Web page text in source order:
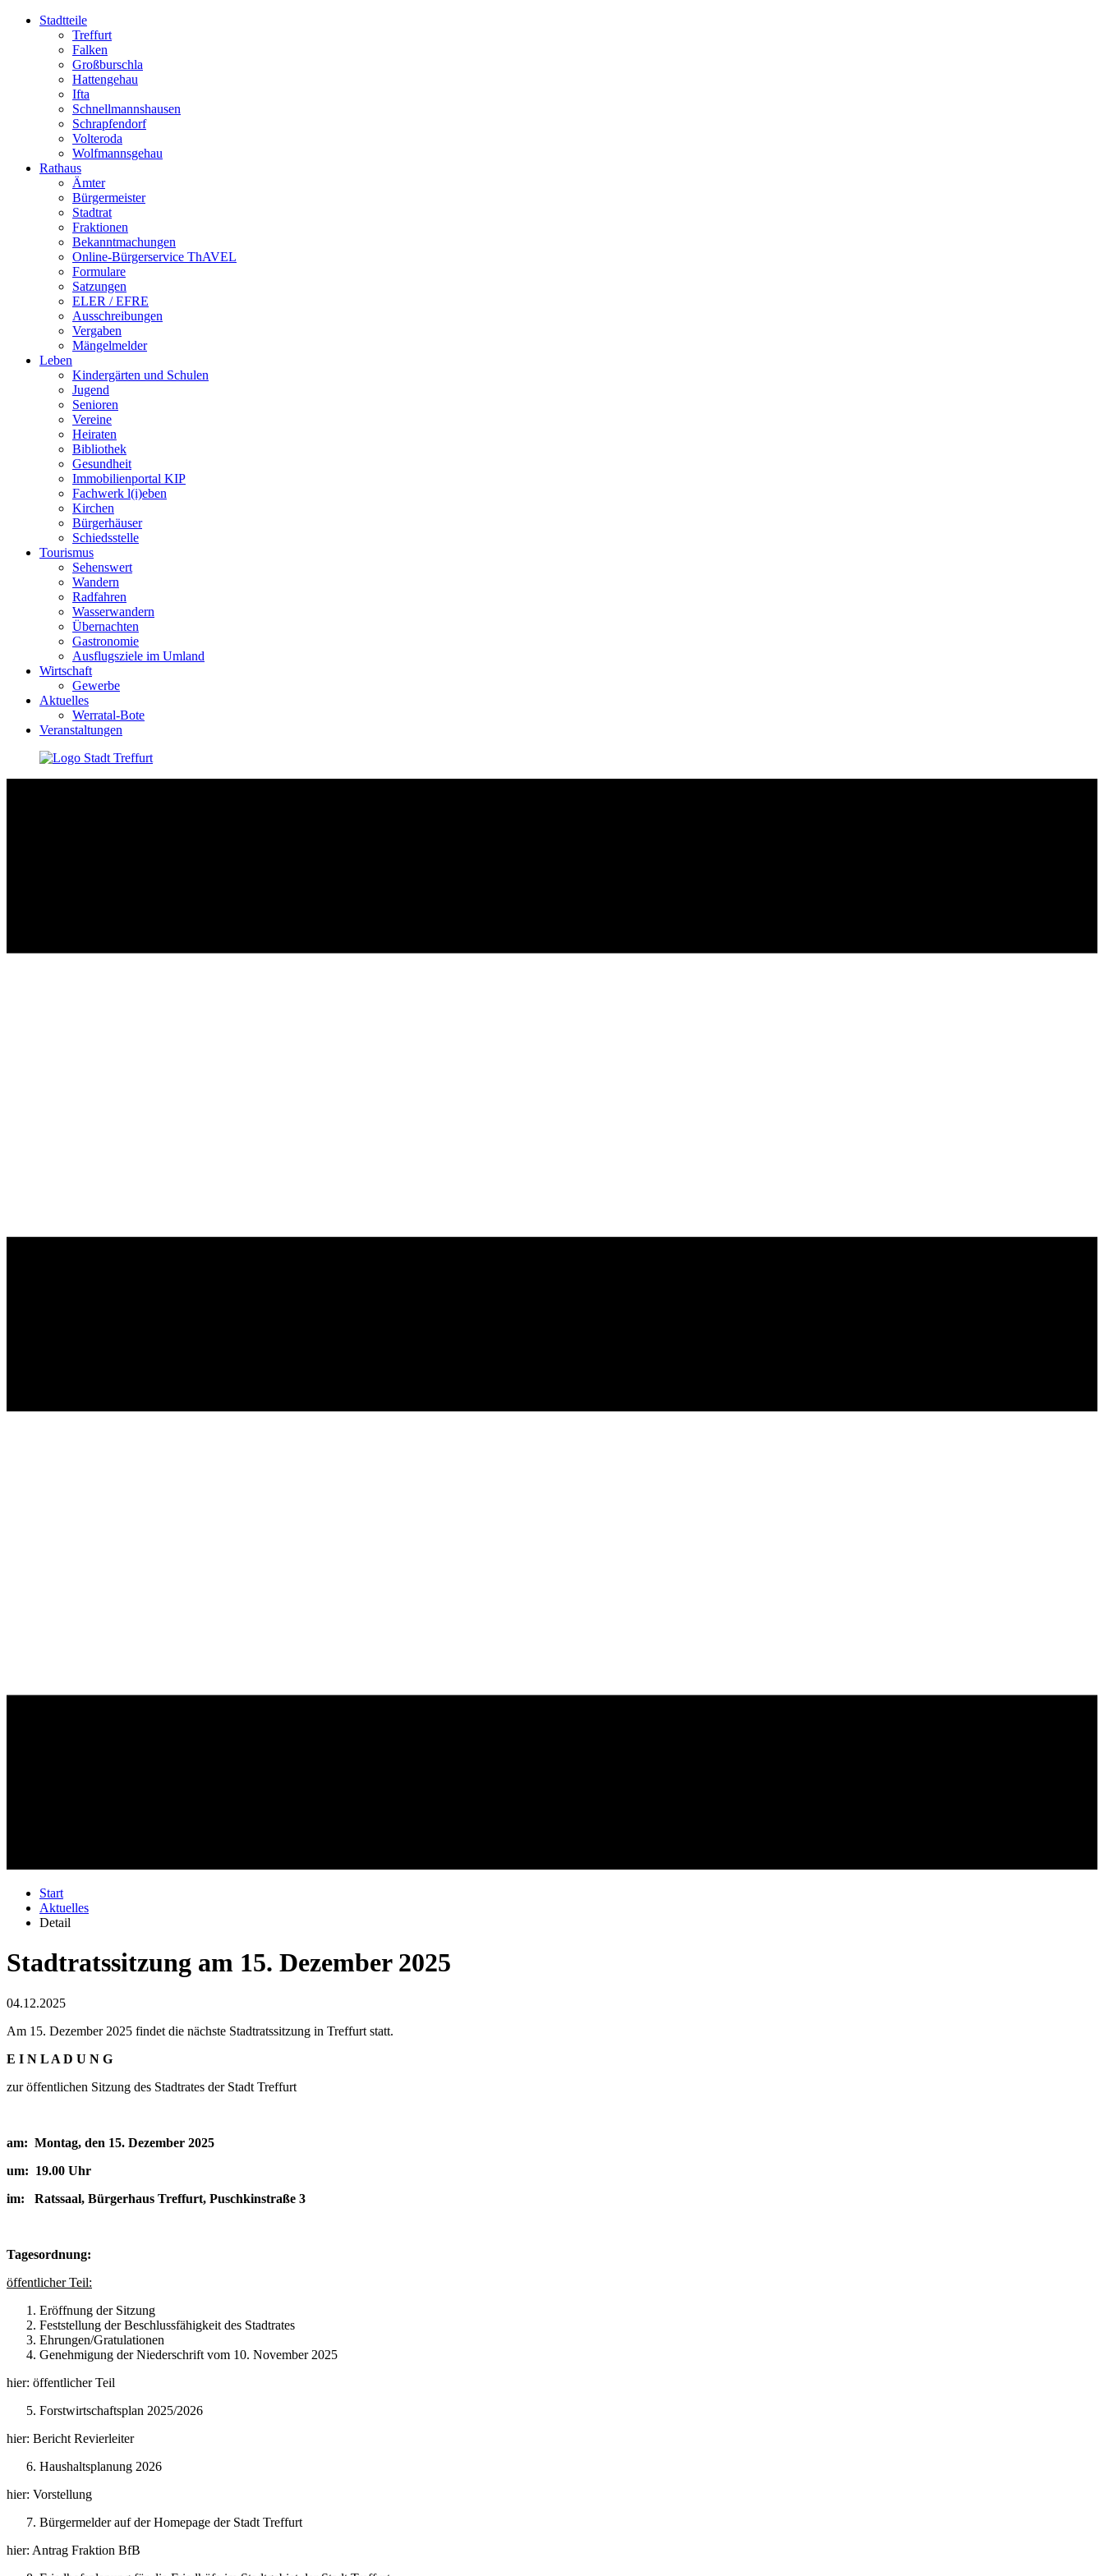
Stadtteile
Treffurt
Falken
Großburschla
Hattengehau
Ifta
Schnellmannshausen
Schrapfendorf
Volteroda
Wolfmannsgehau
Rathaus
Ämter
Bürgermeister
Stadtrat
Fraktionen
Bekanntmachungen
Online-Bürgerservice ThAVEL
Formulare
Satzungen
ELER / EFRE
Ausschreibungen
Vergaben
Mängelmelder
Leben
Kindergärten und Schulen
Jugend
Senioren
Vereine
Heiraten
Bibliothek
Gesundheit
Immobilienportal KIP
Fachwerk l(i)eben
Kirchen
Bürgerhäuser
Schiedsstelle
Tourismus
Sehenswert
Wandern
Radfahren
Wasserwandern
Übernachten
Gastronomie
Ausflugsziele im Umland
Wirtschaft
Gewerbe
Aktuelles
Werratal-Bote
Veranstaltungen
Start
Aktuelles
Detail
Stadtratssitzung am 15. Dezember 2025
04.12.2025
Am 15. Dezember 2025 findet die nächste Stadtratssitzung in Treffurt statt.
E I N L A D U N G
zur öffentlichen Sitzung des Stadtrates der Stadt Treffurt
am: Montag, den 15. Dezember 2025
um: 19.00 Uhr
im: Ratssaal, Bürgerhaus Treffurt, Puschkinstraße 3
Tagesordnung:
öffentlicher Teil:
Eröffnung der Sitzung
Feststellung der Beschlussfähigkeit des Stadtrates
Ehrungen/Gratulationen
Genehmigung der Niederschrift vom 10. November 2025
hier: öffentlicher Teil
Forstwirtschaftsplan 2025/2026
hier: Bericht Revierleiter
Haushaltsplanung 2026
hier: Vorstellung
Bürgermelder auf der Homepage der Stadt Treffurt
hier: Antrag Fraktion BfB